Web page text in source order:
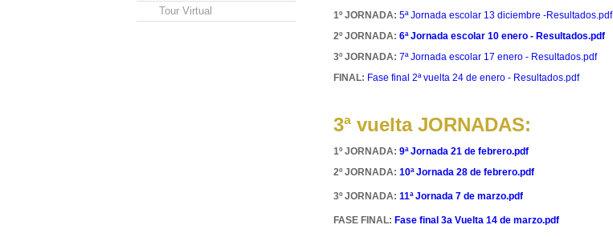
Tour Virtual
1º JORNADA: 5ª Jornada escolar 13 diciembre -Resultados.pdf
2º JORNADA: 6ª Jornada escolar 10 enero - Resultados.pdf
3º JORNADA: 7ª Jornada escolar 17 enero - Resultados.pdf
FINAL: Fase final 2ª vuelta 24 de enero - Resultados.pdf
3ª vuelta JORNADAS:
1º JORNADA: 9ª Jornada 21 de febrero.pdf
2º JORNADA: 10ª Jornada 28 de febrero.pdf
3º JORNADA: 11ª Jornada 7 de marzo.pdf
FASE FINAL: Fase final 3a Vuelta 14 de marzo.pdf